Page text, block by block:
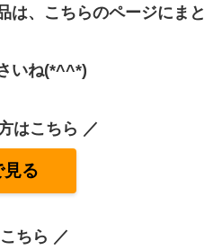
は、こちらのページにまと
いね(*^^*)
はこちら ／
る
ちら ／